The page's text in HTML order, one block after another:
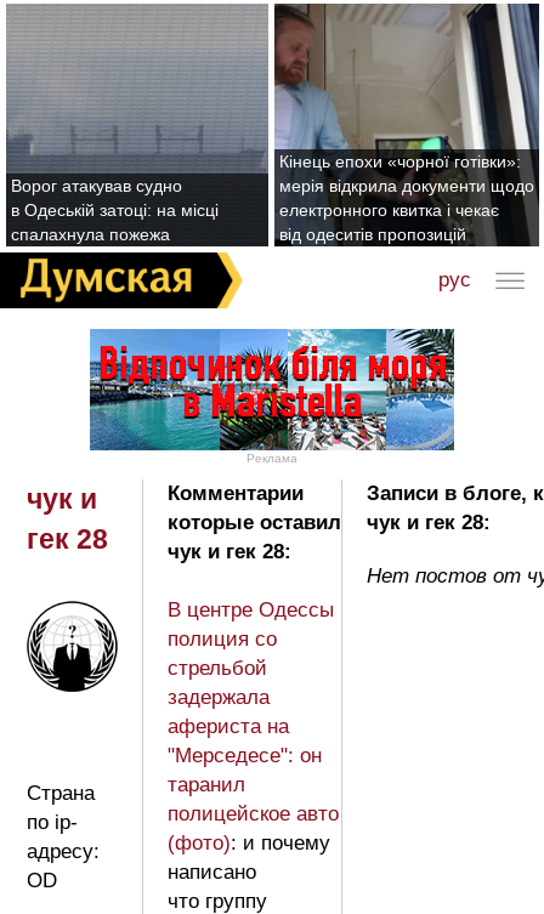
Ворог атакував судно
в Одеській затоці: на місці
спалахнула пожежа
Кінець епохи «чорної готівки»:
мерія відкрила документи щодо
електронного квитка і чекає
від одеситів пропозицій
рус
Реклама
чук и
гек 28
Страна
по ip-
адресу:
OD
Комментарии
которые оставил
чук и гек 28:
В центре Одессы
полиция со
стрельбой
задержала
афериста на
"Мерседесе": он
таранил
полицейское авто
(фото): и почему
написано
что группу
Записи в блоге,
чук и гек 28:
Нет постов от